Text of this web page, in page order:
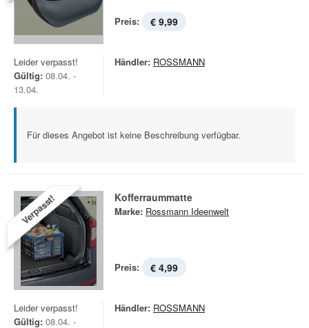
Preis: € 9,99
Leider verpasst!
Gültig: 08.04. -
13.04.
Händler: ROSSMANN
Für dieses Angebot ist keine Beschreibung verfügbar.
Verpasst! Kofferraummatte
Marke: Rossmann Ideenwelt
Preis: € 4,99
Leider verpasst!
Gültig: 08.04. -
Händler: ROSSMANN